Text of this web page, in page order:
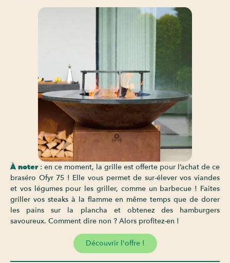
À noter: en ce moment, la grille est offerte pour l’achat de ce
braséro Ofyr 75 ! Elle vous permet de sur-élever vos viandes
et vos légumes pour les griller, comme un barbecue ! Faites
griller vos steaks à la flamme en même temps que de dorer
les pains sur la plancha et obtenez des hamburgers
savoureux. Comment dire non ? Alors profitez-en !
Découvrir l'offre !